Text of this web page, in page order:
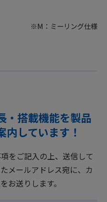
※M：ミーリング仕様
・搭載機能を製品
内しています！
をご記入の上、送信して
メールアドレス宛に、カ
お送りします。